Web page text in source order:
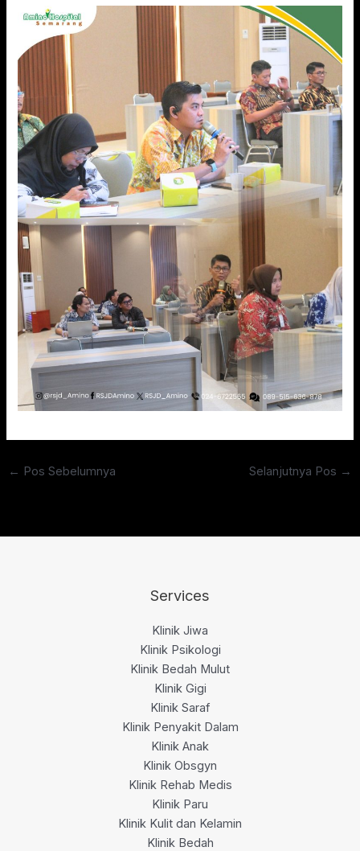
← Pos Sebelumnya Selanjutnya Pos →
Services
Klinik Jiwa
Klinik Psikologi
Klinik Bedah Mulut
Klinik Gigi
Klinik Saraf
Klinik Penyakit Dalam
Klinik Anak
Klinik Obsgyn
Klinik Rehab Medis
Klinik Paru
Klinik Kulit dan Kelamin
Klinik Bedah